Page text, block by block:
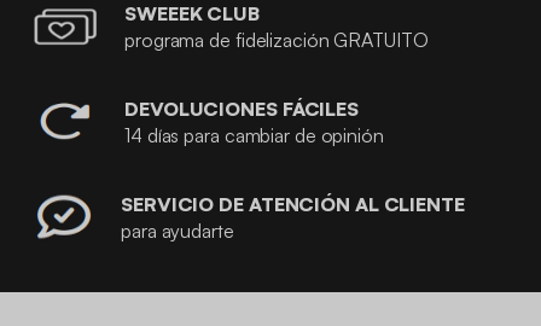
SWEEEK CLUB
programa de fidelización GRATUITO
DEVOLUCIONES FÁCILES
14 días para cambiar de opinión
SERVICIO DE ATENCIÓN AL CLIENTE
para ayudarte